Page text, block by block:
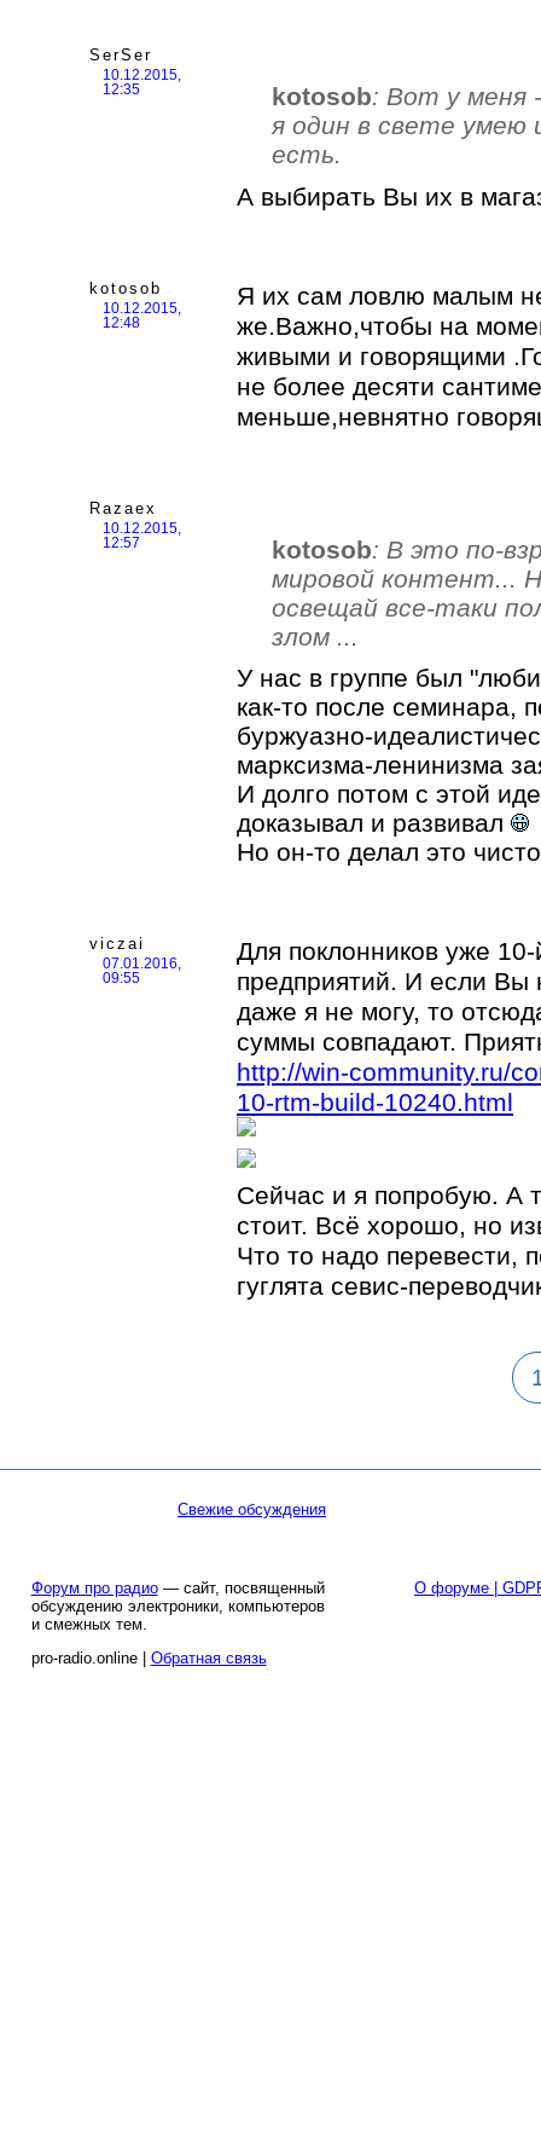
SerSer
10.12.2015,
12:35
kotosob: Вот у меня
я один в свете умею
есть.
А выбирать Вы их в
kotosob
10.12.2015,
12:48
Я их сам ловлю малым
же.Важно,чтобы на
живыми и говорящими
не более десяти
меньше,невнятно
Razaex
10.12.2015,
12:57
kotosob: В это по-
мировой контент...
освещай все-таки
злом ...
У нас в группе был
как-то после семинара,
буржуазно-
марксизма-ленинизма
И долго потом с этой
доказывал и развивал
Но он-то делал это
viczai
07.01.2016,
09:55
Для поклонников уже
предприятий. И если Вы
даже я не могу, то
суммы совпадают.
http://win-community.ru/
10-rtm-build-10240.html
Сейчас и я попробую. А
стоит. Всё хорошо, но
Что то надо перевести,
гуглята севис-
Свежие обсуждения
Форум про радио— сайт, посвященный
обсуждению электроники, компьютеров
и смежных тем.
pro-radio.online | Обратная связь
О форуме |